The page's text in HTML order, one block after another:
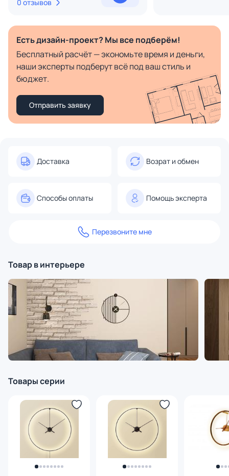
0 отзывов
Есть дизайн-проект? Мы все подберём!
Бесплатный расчёт — экономьте время и деньги,
наши эксперты подберут всё под ваш стиль и
бюджет.
Отправить заявку
Доставка Возрат и обмен
Способы оплаты Помощь эксперта
Перезвоните мне
Товар в интерьере
Товары серии